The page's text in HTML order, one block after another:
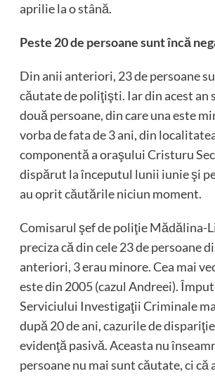
aprilie la o stână.
Peste 20 de persoane sunt încă
Din anii anteriori, 23 de persoane
căutate de poliţişti. Iar din acest an
două persoane, din care una este
vorba de fata de 3 ani, din
componentă a oraşului Cristuru
dispărut la începutul lunii iunie şi
au oprit căutările niciun moment.
Comisarul şef de poliţie Mădălina-
preciza că din cele 23 de persoane
anteriori, 3 erau minore. Cea mai
este din 2005 (cazul Andreei).
Serviciului Investigaţii Criminale
după 20 de ani, cazurile de
evidenţă pasivă. Aceasta nu
persoane nu mai sunt căutate, ci că